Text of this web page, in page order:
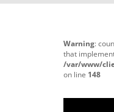
Warning:
that
/var/www/
on line 148